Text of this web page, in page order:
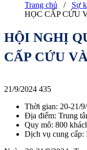
Trang chủ / Sự
HỌC CẤP CỨU
HỘI NGHỊ
CẤP CỨU
21/9/2024 435
Thời gian: 20-21/
Địa điểm: Trung
Quy mô: 800
Dịch vụ cung cấp: